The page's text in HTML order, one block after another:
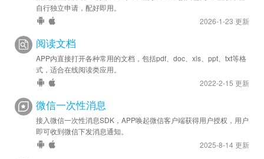
自行独立申请，配好即用。
2026-1-23 更新
阅读文档
APP内直接打开各种常用的文档，包括pdf、doc、xls、ppt、txt等格
式，适合在线阅读类应用。
2022-2-15 更新
微信一次性消息
接入微信一次性消息SDK，APP唤起微信客户端获得用户授权，用户
即可收到微信下发消息通知。
2025-8-14 更新